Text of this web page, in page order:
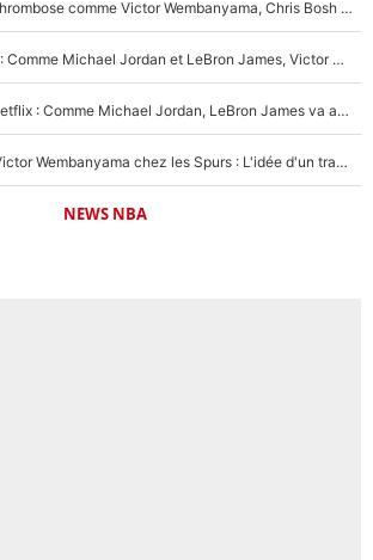
NBA - Victime d'une thrombose comme Victor Wembanyama, Chris Bosh prévient le Français des risques sur sa santé : «J’ai failli mourir sur le coup et j’ai été ramené à la vie»
De la NBA au cinéma : Comme Michael Jordan et LeBron James, Victor Wembanyama rêve d'une carrière d'acteur !
The Last Dance sur Netflix : Comme Michael Jordan, LeBron James va avoir le droit à sa série !
Stephen Curry avec Victor Wembanyama chez les Spurs : L'idée d'un trade historique est lancée en NBA !
NEWS NBA